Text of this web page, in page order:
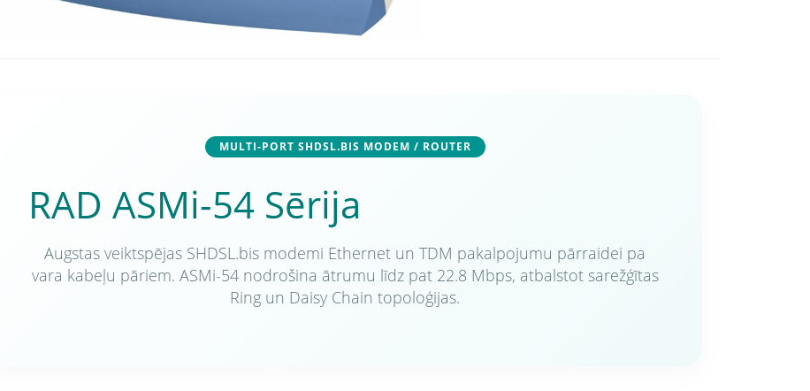
MULTI-PORT SHDSL.BIS MODEM / ROUTER
RAD ASMi-54 Sērija
Augstas veiktspējas SHDSL.bis modemi Ethernet un TDM pakalpojumu pārraidei pa
vara kabeļu pāriem. ASMi-54 nodrošina ātrumu līdz pat 22.8 Mbps, atbalstot sarežģītas
Ring un Daisy Chain topoloģijas.